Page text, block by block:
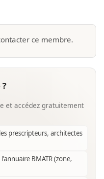
ce membre.
et accédez gratuitement
prescripteurs, architectes
BMATR (zone,